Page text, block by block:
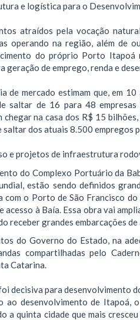
e logística para o
atraídos pela vocação
operando na região, além de
do próprio Porto Itapoá
geração de emprego, renda e
de mercado estimam que, em
saltar de 16 para 48
na casa dos R$ 15
saltar dos atuais 8.500 empregos
e projetos de infraestrutura
do Complexo Portuário da
estão sendo definidos
com o Porto de São Francisco
acesso à Baía. Essa obra vai
receber grandes embarcações de
do Governo do Estado, na
compartilhadas pelo
Catarina.
decisiva para desenvolvimento
ao desenvolvimento de
a quinta cidade que mais